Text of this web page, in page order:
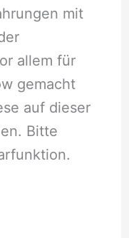
mit
allem für
gemacht
auf dieser
Bitte